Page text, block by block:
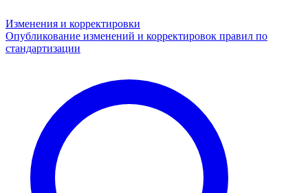
Изменения и корректировки
Опубликование изменений и корректировок правил по
стандартизации